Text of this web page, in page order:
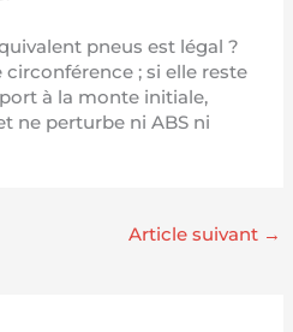
pneus est légal ?
; si elle reste
à la monte initiale,
ne perturbe ni ABS ni
Article suivant →